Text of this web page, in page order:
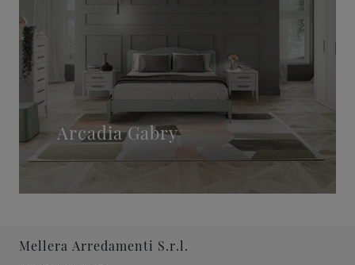
Arcadia Gabry
Mellera Arredamenti S.r.l.